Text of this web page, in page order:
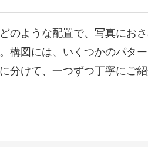
たら上手く光を活用できるの
に足を運んで、すてきな一枚
のような配置で、写真にお
構図には、いくつかのパタ
分けて、一つずつ丁寧にご紹